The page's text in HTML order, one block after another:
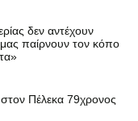
δεν αντέχουν
παίρνουν τον κόπο
Πέλεκα 79χρονος